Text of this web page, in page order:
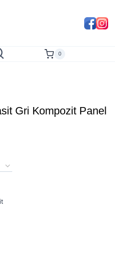
0
Gri Kompozit Panel